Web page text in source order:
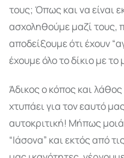
τους; Όπως και να είναι
ασχοληθούμε μαζί
αποδείξουμε ότι έχουν
έχουμε όλο το δίκιο με
Άδικος ο κόπος και
χτυπάει για τον εαυτό
αυτοκριτική! Μήπως
“Ιάσονα” και εκτός από